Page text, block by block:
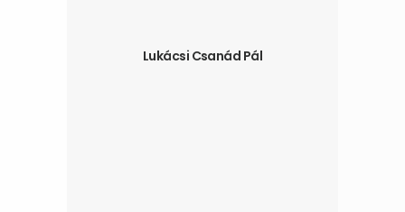
Lukácsi Csanád Pál